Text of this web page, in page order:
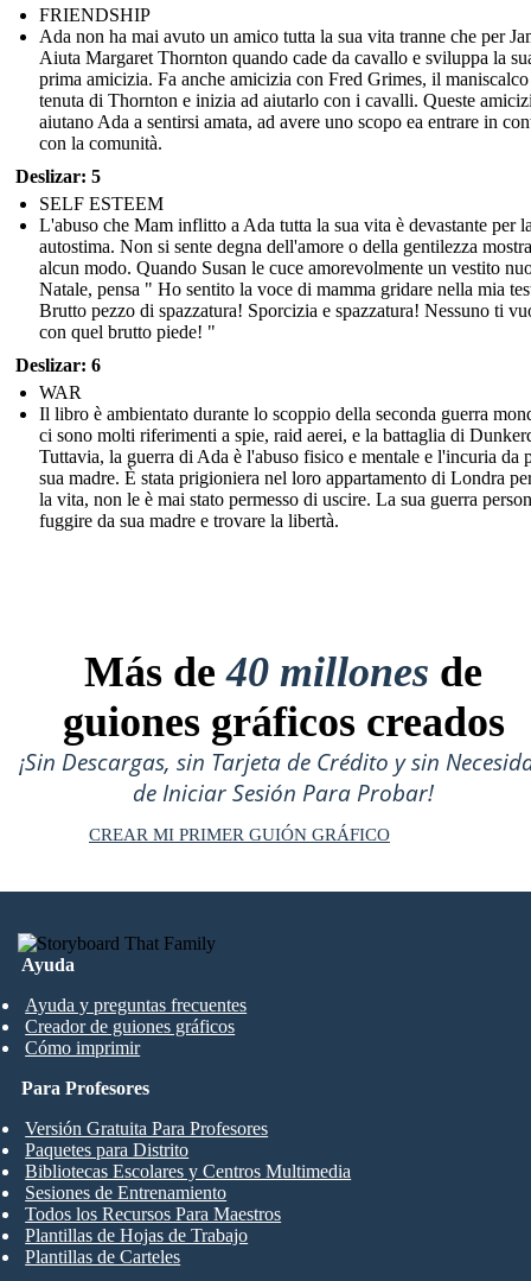
FRIENDSHIP
Ada non ha mai avuto un amico tutta la sua vita tranne che per
Aiuta Margaret Thornton quando cade da cavallo e sviluppa la
prima amicizia. Fa anche amicizia con Fred Grimes, il
tenuta di Thornton e inizia ad aiutarlo con i cavalli. Queste
aiutano Ada a sentirsi amata, ad avere uno scopo ea entrare in
con la comunità.
Deslizar: 5
SELF ESTEEM
L'abuso che Mam inflitto a Ada tutta la sua vita è devastante per
autostima. Non si sente degna dell'amore o della gentilezza
alcun modo. Quando Susan le cuce amorevolmente un vestito
Natale, pensa " Ho sentito la voce di mamma gridare nella mia
Brutto pezzo di spazzatura! Sporcizia e spazzatura! Nessuno ti
con quel brutto piede! "
Deslizar: 6
WAR
Il libro è ambientato durante lo scoppio della seconda guerra
ci sono molti riferimenti a spie, raid aerei, e la battaglia di
Tuttavia, la guerra di Ada è l'abuso fisico e mentale e l'incuria da
sua madre. È stata prigioniera nel loro appartamento di Londra
la vita, non le è mai stato permesso di uscire. La sua guerra
fuggire da sua madre e trovare la libertà.
Más de40 millones de
guiones gráficos creados
¡Sin Descargas, sin Tarjeta de Crédito y sin
de Iniciar Sesión Para Probar!
CREAR MI PRIMER GUIÓN GRÁFICO
Ayuda
Ayuda y preguntas frecuentes
Creador de guiones gráficos
Cómo imprimir
Para Profesores
Versión Gratuita Para Profesores
Paquetes para Distrito
Bibliotecas Escolares y Centros Multimedia
Sesiones de Entrenamiento
Todos los Recursos Para Maestros
Plantillas de Hojas de Trabajo
Plantillas de Carteles